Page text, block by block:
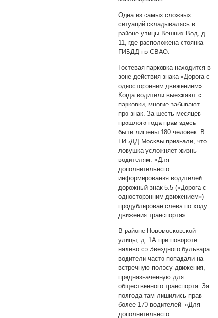
Одна из самых сложных
ситуаций складывалась в
районе улицы Вешних Вод, д.
11, где расположена стоянка
ГИБДД по СВАО.
Гостевая парковка находится в
зоне действия знака «Дорога с
односторонним движением».
Когда водители выезжают с
парковки, многие забывают
про знак. За шесть месяцев
прошлого года прав здесь
были лишены 180 человек. В
ГИБДД Москвы признали, что
ловушка усложняет жизнь
водителям: «Для
дополнительного
информирования водителей
дорожный знак 5.5 («Дорога с
односторонним движением»)
продублирован слева по ходу
движения транспорта».
В районе Новомосковской
улицы, д. 1А при повороте
налево со Звездного бульвара
водители часто попадали на
встречную полосу движения,
предназначенную для
общественного транспорта. За
полгода там лишились прав
более 170 водителей. «Для
дополнительного